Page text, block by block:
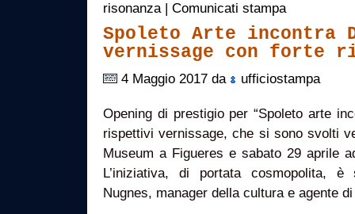
risonanza | Comunicati stampa
Spoleto Arte incontra
vernissage con forte
4 Maggio 2017 da ufficiostampa
Opening di prestigio per “Spoleto arte
rispettivi vernissage, che si sono svolti
Museum a Figueres e sabato 29 aprile
L’iniziativa, di portata cosmopolita,
Nugnes, manager della cultura e agente